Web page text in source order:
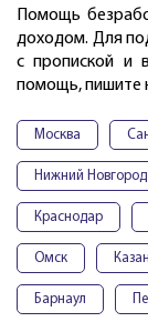
Помощь
доходом. Для
с пропиской и
помощь, пишите
Москва
Нижний Новгород
Краснодар
Омск
Барнаул